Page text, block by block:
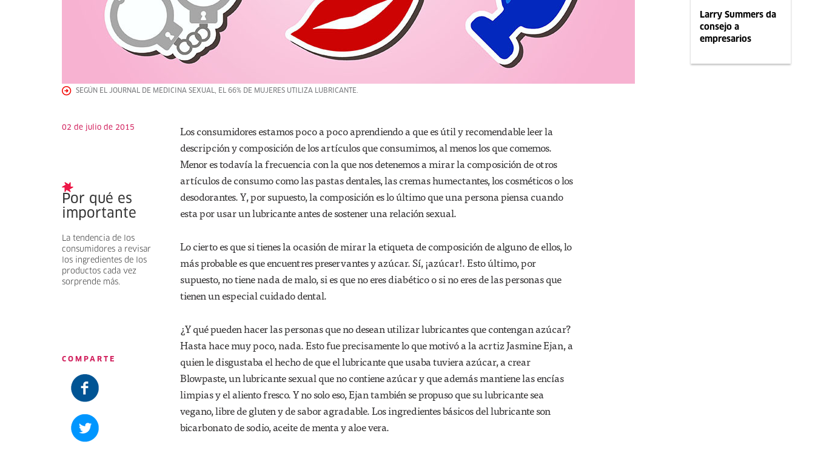
Larry Summers da
consejo a
empresarios
SEGÚN EL JOURNAL DE MEDICINA SEXUAL, EL 66% DE MUJERES UTILIZA LUBRICANTE.
02 de julio de 2015
Por qué es
importante
La tendencia de los
consumidores a revisar
los ingredientes de los
productos cada vez
sorprende más.
COMPARTE
Los consumidores estamos poco a poco aprendiendo a que es útil y recomendable leer la
descripción y composición de los artículos que consumimos, al menos los que comemos.
Menor es todavía la frecuencia con la que nos detenemos a mirar la composición de otros
artículos de consumo como las pastas dentales, las cremas humectantes, los cosméticos o los
desodorantes. Y, por supuesto, la composición es lo último que una persona piensa cuando
esta por usar un lubricante antes de sostener una relación sexual.
Lo cierto es que si tienes la ocasión de mirar la etiqueta de composición de alguno de ellos, lo
más probable es que encuentres preservantes y azúcar. Sí, ¡azúcar!. Esto último, por
supuesto, no tiene nada de malo, si es que no eres diabético o si no eres de las personas que
tienen un especial cuidado dental.
¿Y qué pueden hacer las personas que no desean utilizar lubricantes que contengan azúcar?
Hasta hace muy poco, nada. Esto fue precisamente lo que motivó a la acrtiz Jasmine Ejan, a
quien le disgustaba el hecho de que el lubricante que usaba tuviera azúcar, a crear
Blowpaste, un lubricante sexual que no contiene azúcar y que además mantiene las encías
limpias y el aliento fresco. Y no solo eso, Ejan también se propuso que su lubricante sea
vegano, libre de gluten y de sabor agradable. Los ingredientes básicos del lubricante son
bicarbonato de sodio, aceite de menta y aloe vera.